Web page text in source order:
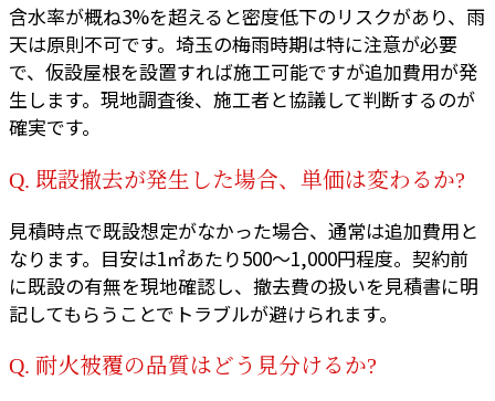
含水率が概ね3%を超えると密度低下のリスクがあり、雨
天は原則不可です。埼玉の梅雨時期は特に注意が必要
で、仮設屋根を設置すれば施工可能ですが追加費用が発
生します。現地調査後、施工者と協議して判断するのが
確実です。
Q. 既設撤去が発生した場合、単価は変わるか?
見積時点で既設想定がなかった場合、通常は追加費用と
なります。目安は1㎡あたり500〜1,000円程度。契約前
に既設の有無を現地確認し、撤去費の扱いを見積書に明
記してもらうことでトラブルが避けられます。
Q. 耐火被覆の品質はどう見分けるか?